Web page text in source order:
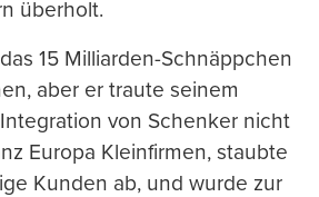
überholt.
15 Milliarden-Schnäppchen
aber er traute seinem
von Schenker nicht
Europa Kleinfirmen, staubte
Kunden ab, und wurde zur